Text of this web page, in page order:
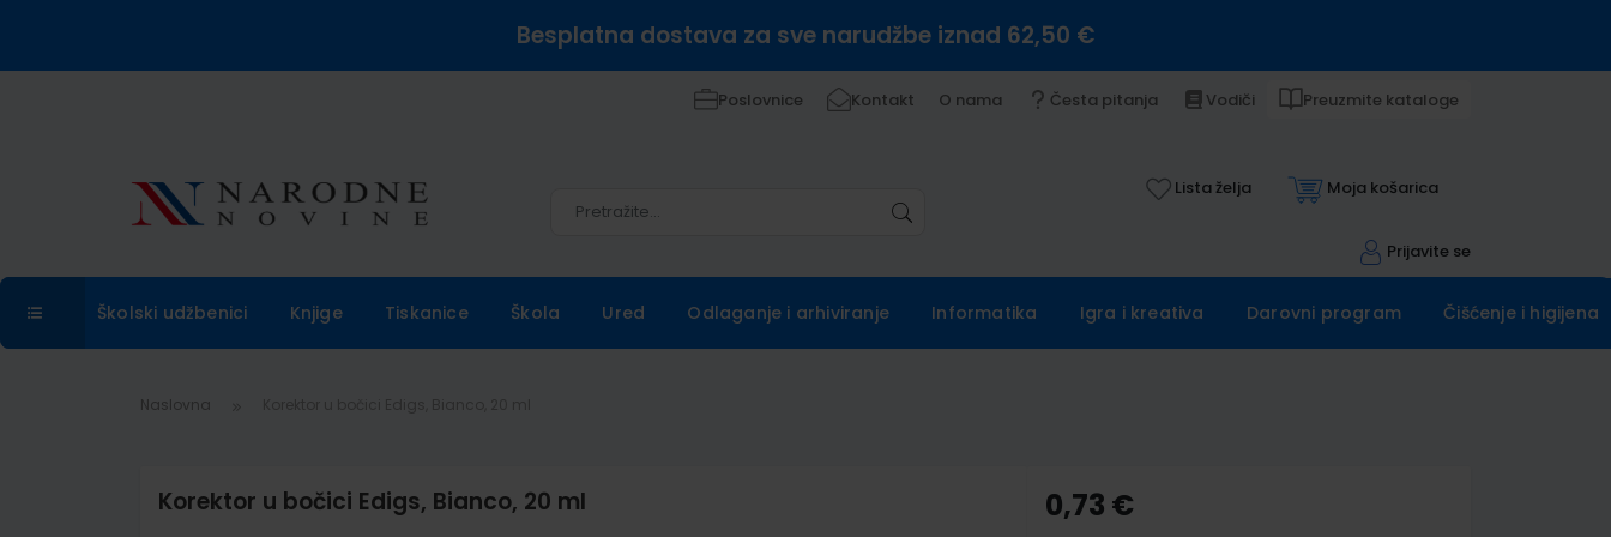
Besplatna dostava za sve narudžbe iznad 62,50 €
Poslovnice Kontakt O nama Česta pitanja Vodiči Preuzmite kataloge
Lista želja Moja košarica
Prijavite se
Školski udžbenici Knjige Tiskanice Škola Ured Odlaganje i arhiviranje Informatika Igra i kreativa Darovni program Čišćenje i higijena
Naslovna
Korektor u bočici Edigs, Bianco, 20 ml 0,73 €